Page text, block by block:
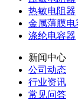
热敏电阻器
金属薄膜电
涤纶电容器
新闻中心
公司动态
行业资讯
常见问答